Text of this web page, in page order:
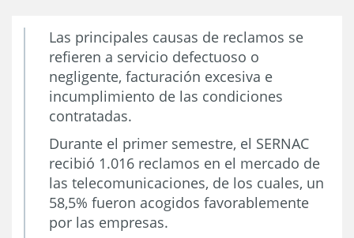
Las principales causas de reclamos se
refieren a servicio defectuoso o
negligente, facturación excesiva e
incumplimiento de las condiciones
contratadas.
Durante el primer semestre, el SERNAC
recibió 1.016 reclamos en el mercado de
las telecomunicaciones, de los cuales, un
58,5% fueron acogidos favorablemente
por las empresas.